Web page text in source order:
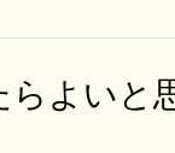
らよい